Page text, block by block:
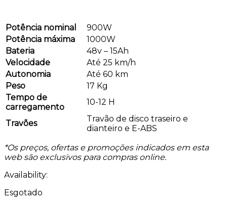
Potência nominal
900W
Potência máxima
1000W
Bateria
48v – 15Ah
Velocidade
Até 25 km/h
Autonomia
Até 60 km
Peso
17 Kg
Tempo de
carregamento
10-12 H
Travões
Travão de disco traseiro e
dianteiro e E-ABS
*Os preços, ofertas e promoções indicados em esta
web são exclusivos para compras online.
Availability:
Esgotado